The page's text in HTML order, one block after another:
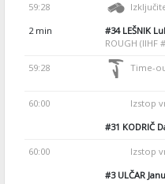
59:28
2 min
#34LEŠNIK
ROUGH (IIHF
59:28 Time-
60:00 Izstop
#31 KODRIČ
60:00 Izstop
#3ULČAR